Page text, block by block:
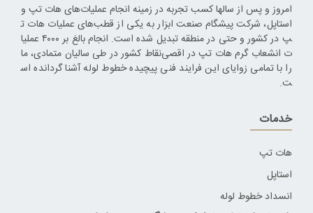
امروز و پس از سالها کسب تجربه در زمینه انجام عملیات‌های هات تپ و
استاپل، شرکت پیشگام صنعت ابزار به یکی از قطب‌های عملیات هات ت
پ در کشور و حتی در منطقه تبدیل شده است. انجام بالغ بر ۴۰۰۰ عملیا
ت انشعاب گرم هات تپ در اقصی‌نقاط کشور در طی سالیان متمادی، ما
را با تمامی زوایای این فرایند فنی پیچیده خطوط لوله آشنا گردانده اس
ت.
خدمات
هات تپ
استاپل
انسداد خطوط لوله